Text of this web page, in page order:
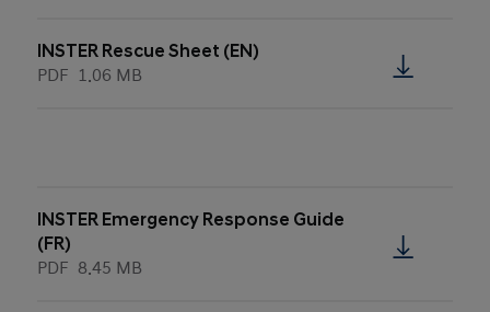
INSTER Rescue Sheet (EN)
PDF 1.06 MB
INSTER Emergency Response Guide
(FR)
PDF 8.45 MB